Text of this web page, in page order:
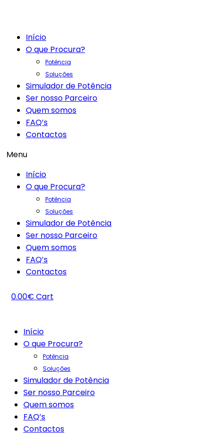
Início
O que Procura?
Potência
Soluções
Simulador de Potência
Ser nosso Parceiro
Quem somos
FAQ’s
Contactos
Menu
Início
O que Procura?
Potência
Soluções
Simulador de Potência
Ser nosso Parceiro
Quem somos
FAQ’s
Contactos
0.00€ Cart
Início
O que Procura?
Potência
Soluções
Simulador de Potência
Ser nosso Parceiro
Quem somos
FAQ’s
Contactos